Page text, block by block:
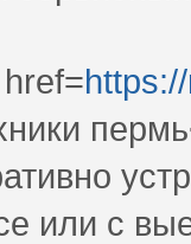
или с